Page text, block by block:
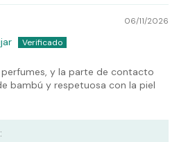
06/11/2026
y la parte de contacto
bambú y respetuosa con la piel